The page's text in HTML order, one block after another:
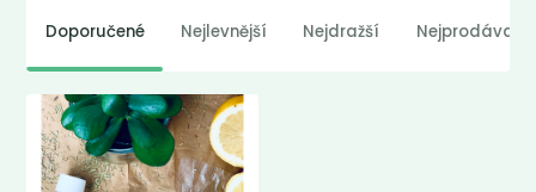
Doporučené Nejlevnější Nejdražší